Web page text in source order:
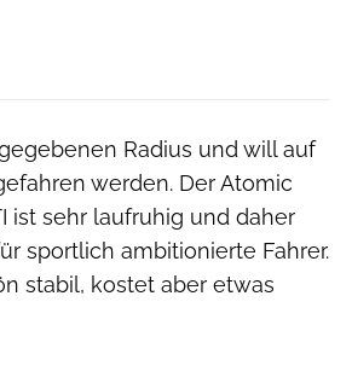
Radius und will auf
werden. Der Atomic
ist sehr laufruhig und daher
sportlich ambitionierte Fahrer.
stabil, kostet aber etwas